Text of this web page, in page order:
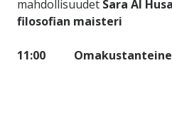
mahdollisuudet Sara Al
filosofian maisteri
11:00